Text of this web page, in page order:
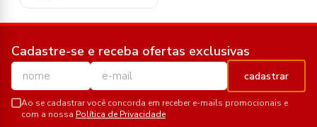
Cadastre-se e receba ofertas exclusivas
cadastrar
Ao se cadastrar você concorda em receber e-mails promocionais e
com a nossa Política de Privacidade